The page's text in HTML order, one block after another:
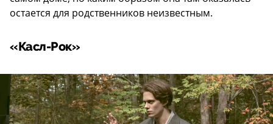
остается для родственников неизвестным.
«Касл-Рок»